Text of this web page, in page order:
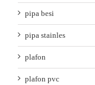
pipa besi
pipa stainles
plafon
plafon pvc